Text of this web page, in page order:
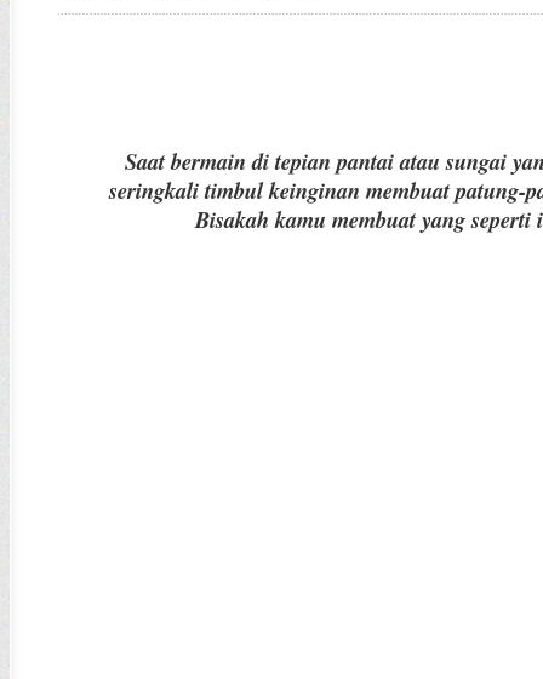
Saat bermain di tepian pantai atau sungai
seringkali timbul keinginan membuat patung-
Bisakah kamu membuatyang seperti